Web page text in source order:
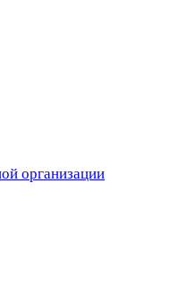
организации